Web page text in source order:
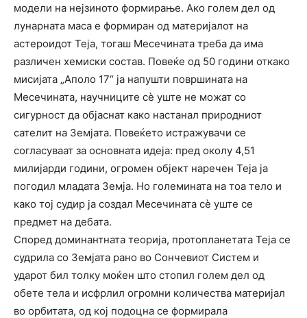
модели на нејзиното формирање. Ако голем дел од
лунарната маса е формиран од материјалот на
астероидот Теја, тогаш Месечината треба да има
различен хемиски состав. Повеќе од 50 години откако
мисијата „Аполо 17“ ја напушти површината на
Месечината, научниците сè уште не можат со
сигурност да објаснат како настанал природниот
сателит на Земјата. Повеќето истражувачи се
согласуваат за основната идеја: пред околу 4,51
милијарди години, огромен објект наречен Теја ја
погодил младата Земја. Но големината на тоа тело и
како тој судир ја создал Месечината сè уште се
предмет на дебата.
Според доминантната теорија, протопланетата Теја се
судрила со Земјата рано во Сончевиот Систем и
ударот бил толку моќен што стопил голем дел од
обете тела и исфрлил огромни количества материјал
во орбитата, од кој подоцна се формирала